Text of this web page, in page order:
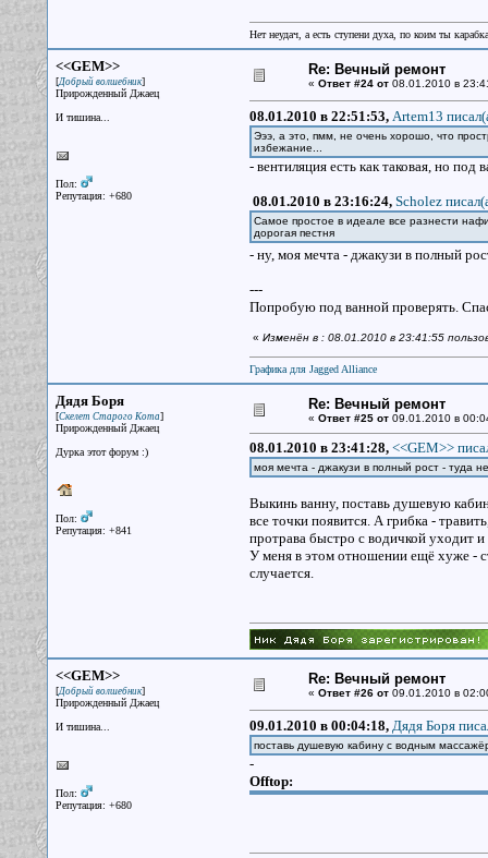
Нет неудач, а есть ступени духа, по коим ты
<<GEM>>
[Добрый волшебник]
Прирожденный Джаец
И тишина...
Пол:
Репутация: +680
Re: Вечный ремонт
« Ответ #24 от08.01.2010 в
08.01.2010 в 22:51:53, Artem13
Эээ, а это, пмм, не очень хорошо, что
избежание...
- вентиляция есть как таковая, но под
08.01.2010 в 23:16:24, Scholez
Самое простое в идеале все разнести
дорогая пестня
- ну, моя мечта - джакузи в полный
---
Попробую под ванной проверять.
« Изменён в : 08.01.2010 в 23:41:55
Графика для Jagged Alliance
Дядя Боря
[Скелет Старого Кота]
Прирожденный Джаец
Дурка этот форум :)
Пол:
Репутация: +841
Re: Вечный ремонт
« Ответ #25 от09.01.2010 в
08.01.2010 в 23:41:28, <<GEM>>
моя мечта - джакузи в полный рост - туда
Выкинь ванну, поставь душевую
все точки появится. А грибка -
протрава быстро с водичкой уходит
У меня в этом отношении ещё хуже -
случается.
<<GEM>>
[Добрый волшебник]
Прирожденный Джаец
И тишина...
Пол:
Репутация: +680
Re: Вечный ремонт
« Ответ #26 от09.01.2010 в
09.01.2010 в 00:04:18, Дядя Боря
поставь душевую кабину с водным
-
Offtop: